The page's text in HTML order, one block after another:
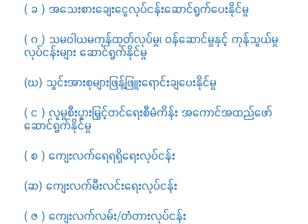
( ခ ) အသေးစားချေးငွေလုပ်ငန်းဆောင်ရွက်ပေးနိုင်မှု
( ဂ ) သမဝါယမကုန်ထုတ်လုပ်မှု၊ ဝန်ဆောင်မှုနှင့် ကုန်သွယ်မှု
လုပ်ငန်းများ ဆောင်ရွက်နိုင်မှု
(ဃ) သွင်းအားစုများဖြန့်ဖြူးရောင်းချပေးနိုင်မှု
( င ) လူမှုစီးပွားမြှင့်တင်ရေးစီမံကိန်း အကောင်အထည်ဖော်
ဆောင်ရွက်နိုင်မှု
( စ ) ကျေးလက်ရေရရှိရေးလုပ်ငန်း
(ဆ) ကျေးလက်မီးလင်းရေးလုပ်ငန်း
( ဇ ) ကျေးလက်လမ်း/တံတားလုပ်ငန်း